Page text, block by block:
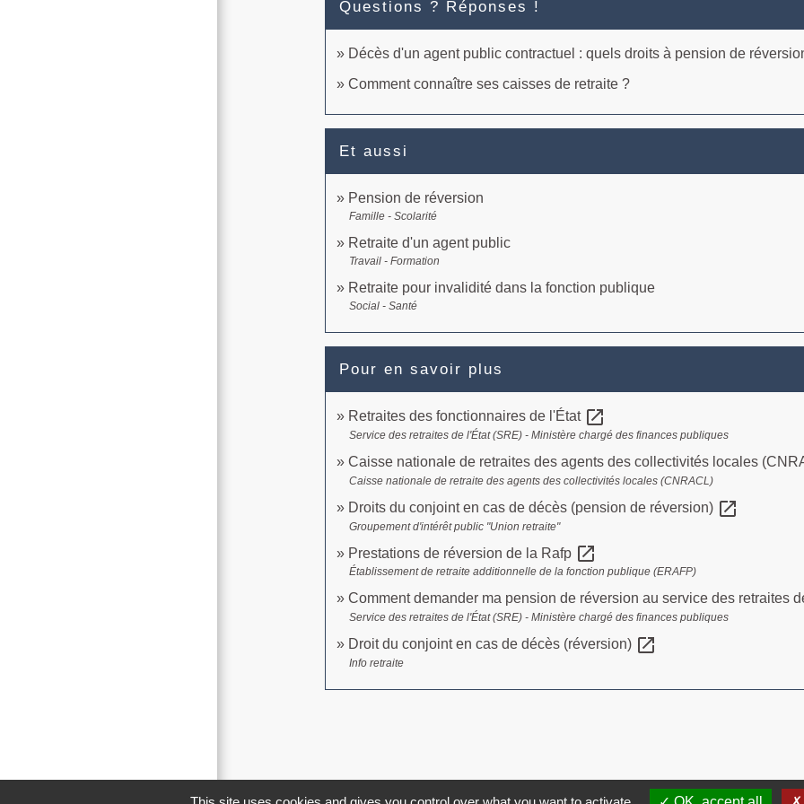
Questions ? Réponses !
Décès d'un agent public contractuel : quels droits à pension de
Comment connaître ses caisses de retraite ?
Et aussi
Pension de réversion
Famille - Scolarité
Retraite d'un agent public
Travail - Formation
Retraite pour invalidité dans la fonction publique
Social - Santé
Pour en savoir plus
Retraites des fonctionnaires de l'État open_in_new
Service des retraites de l'État (SRE) - Ministère chargé des finances publiques
Caisse nationale de retraites des agents des collectivités locales
Caisse nationale de retraite des agents des collectivités locales (CNRACL)
Droits du conjoint en cas de décès (pension de réversion) open_in_new
Groupement d'intérêt public "Union retraite"
Prestations de réversion de la Rafp open_in_new
Établissement de retraite additionnelle de la fonction publique (ERAFP)
Comment demander ma pension de réversion au service des retraites
Service des retraites de l'État (SRE) - Ministère chargé des finances publiques
Droit du conjoint en cas de décès (réversion) open_in_new
Info retraite